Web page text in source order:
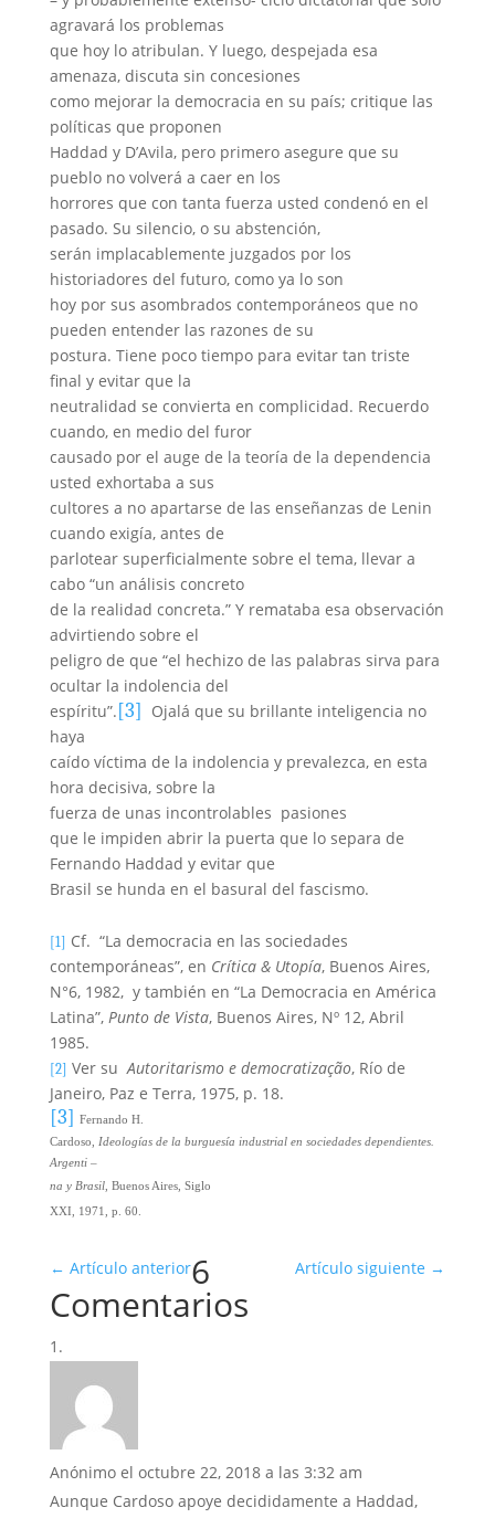
agravará los problemas
que hoy lo atribulan. Y luego, despejada esa
amenaza, discuta sin concesiones
como mejorar la democracia en su país; critique las
políticas que proponen
Haddad y D’Avila, pero primero asegure que su
pueblo no volverá a caer en los
horrores que con tanta fuerza usted condenó en el
pasado. Su silencio, o su abstención,
serán implacablemente juzgados por los
historiadores del futuro, como ya lo son
hoy por sus asombrados contemporáneos que no
pueden entender las razones de su
postura. Tiene poco tiempo para evitar tan triste
final y evitar que la
neutralidad se convierta en complicidad. Recuerdo
cuando, en medio del furor
causado por el auge de la teoría de la dependencia
usted exhortaba a sus
cultores a no apartarse de las enseñanzas de Lenin
cuando exigía, antes de
parlotear superficialmente sobre el tema, llevar a
cabo “un análisis concreto
de la realidad concreta.” Y remataba esa observación
advirtiendo sobre el
peligro de que “el hechizo de las palabras sirva para
ocultar la indolencia del
espíritu”.[3] Ojalá que su brillante inteligencia no
haya
caído víctima de la indolencia y prevalezca, en esta
hora decisiva, sobre la
fuerza de unas incontrolables pasiones
que le impiden abrir la puerta que lo separa de
Fernando Haddad y evitar que
Brasil se hunda en el basural del fascismo.
[1] Cf. “La democracia en las sociedades
contemporáneas”, en Crítica & Utopía, Buenos Aires,
N°6, 1982, y también en “La Democracia en América
Latina”, Punto de Vista, Buenos Aires, Nº 12, Abril
1985.
[2] Ver su Autoritarismo e democratização, Río de
Janeiro, Paz e Terra, 1975, p. 18.
[3] Fernando H.
Cardoso,
Ideologías de la burguesía industrial en sociedades dependientes.
Argenti –
na y Brasil, Buenos Aires, Siglo
XXI, 1971, p. 60.
← Artículo anterior Artículo siguiente →
6
Comentarios
Anónimo el octubre 22, 2018 a las 3:32 am
Aunque Cardoso apoye decididamente a Haddad,